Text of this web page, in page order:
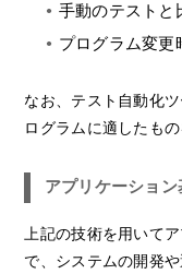
手動のテストと
プログラム変更
なお、テスト自動化
ログラムに適したも
アプリケーショ
上記の技術を用いて
で、システムの開発